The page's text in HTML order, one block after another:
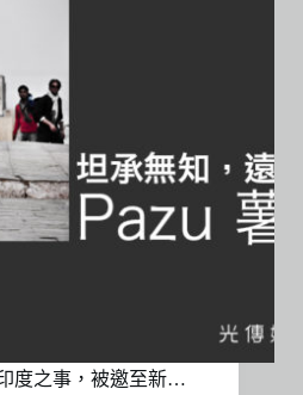
度之事，被邀至新…